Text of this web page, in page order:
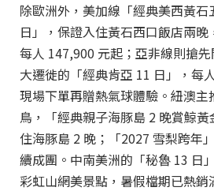
除歐洲外，美加線「經典美西黃石
日」，保證入住黃石西口飯店兩晚
每人 147,900 元起；亞非線則搶
大遷徙的「經典肯亞 11 日」，每
現場下單再贈熱氣球體驗。紐澳主
鳥，「經典親子海豚島 2 晚賞鯨
住海豚島 2 晚；「2027 雪梨跨年
續成團。中南美洲的「秘魯 13 日
彩虹山網美景點，暑假檔期已熱銷